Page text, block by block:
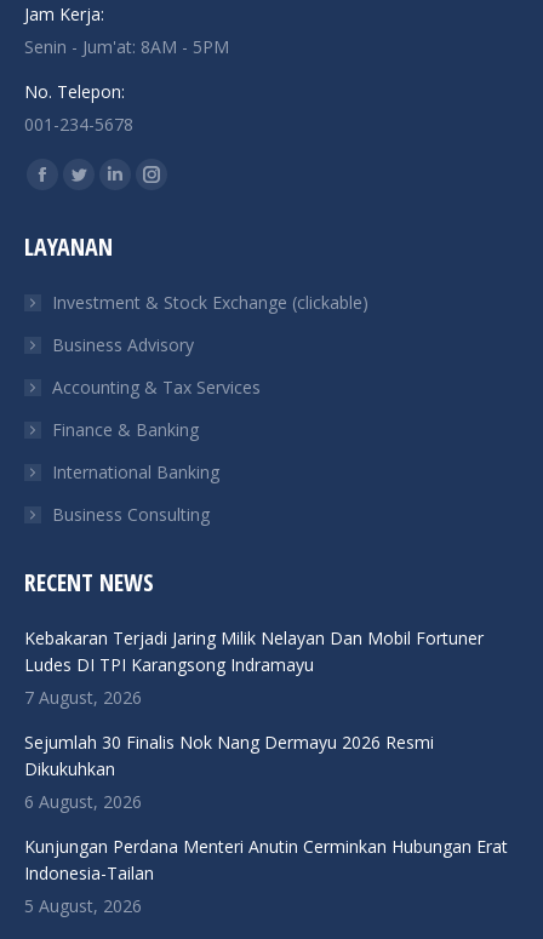
Jam Kerja:
Senin - Jum'at: 8AM - 5PM
No. Telepon:
001-234-5678
Find us on:
Facebook
opens
new
window
Twitter
opens
new
window
Linkedin
new
window
Instagram
new
window
LAYANAN
Investment & Stock Exchange (clickable)
Business Advisory
Accounting & Tax Services
Finance & Banking
International Banking
Business Consulting
RECENT NEWS
Kebakaran Terjadi Jaring Milik Nelayan Dan Mobil Fortuner
Ludes DI TPI Karangsong Indramayu
7 August, 2026
Sejumlah 30 Finalis Nok Nang Dermayu 2026 Resmi
Dikukuhkan
6 August, 2026
Kunjungan Perdana Menteri Anutin Cerminkan Hubungan Erat
Indonesia-Tailan
5 August, 2026